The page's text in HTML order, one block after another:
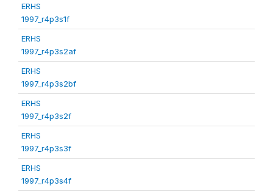
ERHS
1997_r4p3s1f
ERHS
1997_r4p3s2af
ERHS
1997_r4p3s2bf
ERHS
1997_r4p3s2f
ERHS
1997_r4p3s3f
ERHS
1997_r4p3s4f